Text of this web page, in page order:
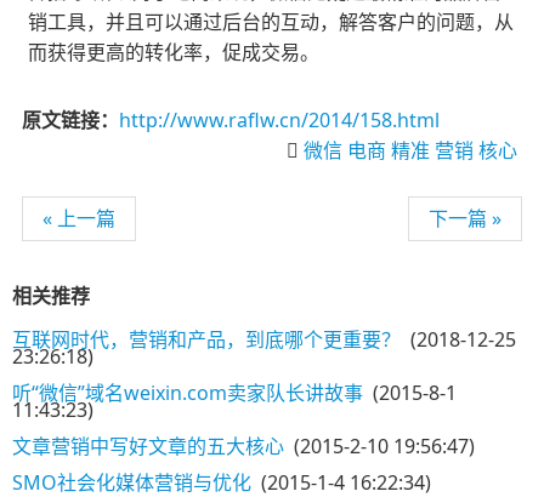
销工具，并且可以通过后台的互动，解答客户的问题，从
而获得更高的转化率，促成交易。
原文链接： http://www.raflw.cn/2014/158.html
微信 电商 精准 营销 核心
« 上一篇 下一篇 »
相关推荐
互联网时代，营销和产品，到底哪个更重要？
(2018-12-25
23:26:18)
听“微信”域名weixin.com卖家队长讲故事 (2015-8-1
11:43:23)
文章营销中写好文章的五大核心 (2015-2-10 19:56:47)
SMO社会化媒体营销与优化 (2015-1-4 16:22:34)